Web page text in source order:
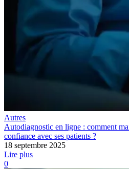
Autres
Autodiagnostic en ligne : comment
confiance avec ses patients ?
18 septembre 2025
Lire plus
0